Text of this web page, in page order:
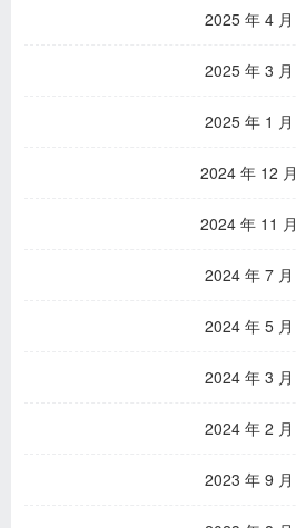
2025 年 4 月
2025 年 3 月
2025 年 1 月
2024 年 12 月
2024 年 11 月
2024 年 7 月
2024 年 5 月
2024 年 3 月
2024 年 2 月
2023 年 9 月